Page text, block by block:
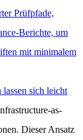
Prüfpfade,
Berichte, um
mit minimalem
sich leicht
as-
Dieser Ansatz